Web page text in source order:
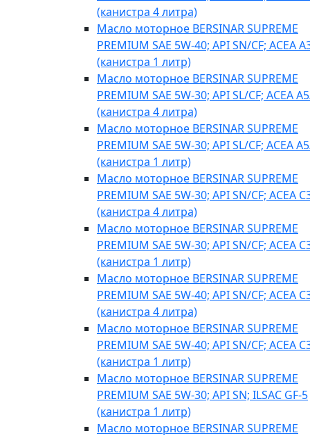
(канистра 4 литра)
Масло моторное BERSINAR SUPREME
PREMIUM SAE 5W-40; API SN/CF; ACEA
(канистра 1 литр)
Масло моторное BERSINAR SUPREME
PREMIUM SAE 5W-30; API SL/CF; ACEA
(канистра 4 литра)
Масло моторное BERSINAR SUPREME
PREMIUM SAE 5W-30; API SL/CF; ACEA
(канистра 1 литр)
Масло моторное BERSINAR SUPREME
PREMIUM SAE 5W-30; API SN/CF; ACEA
(канистра 4 литра)
Масло моторное BERSINAR SUPREME
PREMIUM SAE 5W-30; API SN/CF; ACEA
(канистра 1 литр)
Масло моторное BERSINAR SUPREME
PREMIUM SAE 5W-40; API SN/CF; ACEA
(канистра 4 литра)
Масло моторное BERSINAR SUPREME
PREMIUM SAE 5W-40; API SN/CF; ACEA
(канистра 1 литр)
Масло моторное BERSINAR SUPREME
PREMIUM SAE 5W-30; API SN; ILSAC GF-5
(канистра 1 литр)
Масло моторное BERSINAR SUPREME